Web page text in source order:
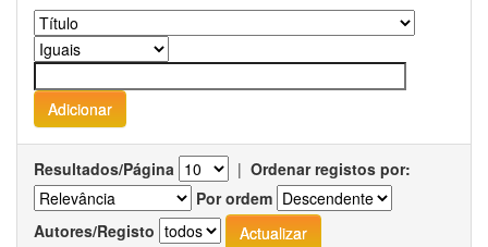
Resultados/Página | Ordenar registos por:
Por ordem
Autores/Registo